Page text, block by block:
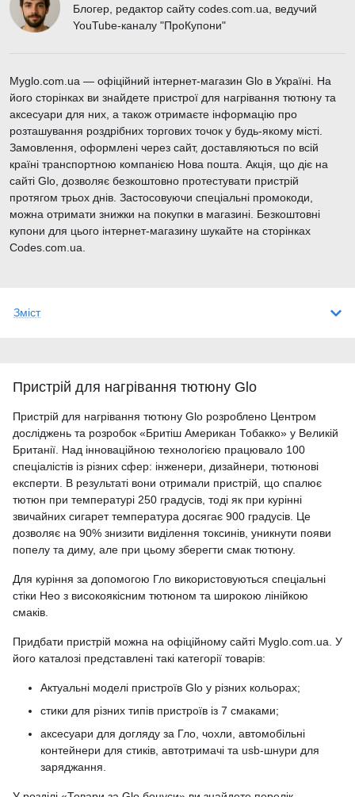
Зміст
Пристрій для нагрівання тютюну Glo
Пристрій для нагрівання тютюну Glo розроблено Центром
досліджень та розробок «Бритіш Американ Тобакко» у Великій
Британії. Над інноваційною технологією працювало 100
спеціалістів із різних сфер: інженери, дизайнери, тютюнові
експерти. В результаті вони отримали пристрій, що спалює
тютюн при температурі 250 градусів, тоді як при курінні
звичайних сигарет температура досягає 900 градусів. Це
дозволяє на 90% знизити виділення токсинів, уникнути появи
попелу та диму, але при цьому зберегти смак тютюну.
Для куріння за допомогою Гло використовуються спеціальні
стіки Нео з високоякісним тютюном та широкою лінійкою
смаків.
Придбати пристрій можна на офіційному сайті Myglo.com.ua. У
його каталозі представлені такі категорії товарів:
Актуальні моделі пристроїв Glo у різних кольорах;
стики для різних типів пристроїв із 7 смаками;
аксесуари для догляду за Гло, чохли, автомобільні
контейнери для стиків, автотримачі та usb-шнури для
заряджання.
Блогер, редактор сайту codes.com.ua, ведучий
YouTube-каналу "ПроКупони"
Myglo.com.ua — офіційний інтернет-магазин Glo в Україні. На
його сторінках ви знайдете пристрої для нагрівання тютюну та
аксесуари для них, а також отримаєте інформацію про
розташування роздрібних торгових точок у будь-якому місті.
Замовлення, оформлені через сайт, доставляються по всій
країні транспортною компанією Нова пошта. Акція, що діє на
сайті Glo, дозволяє безкоштовно протестувати пристрій
протягом трьох днів. Застосовуючи спеціальні промокоди,
можна отримати знижки на покупки в магазині. Безкоштовні
купони для цього інтернет-магазину шукайте на сторінках
Codes.com.ua.